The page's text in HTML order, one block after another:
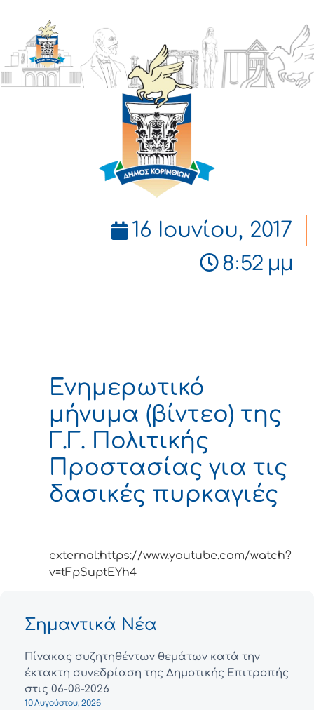
ΔΗΜΟΣ
ΚΟΡΙΝΘΙΩΝ
16 Ιουνίου, 2017
8:52 μμ
Ενημερωτικό
μήνυμα (βίντεο) της
Γ.Γ. Πολιτικής
Προστασίας για τις
δασικές πυρκαγιές
external:https://www.youtube.com/watch?
v=tFpSuptEYh4
Σημαντικά Νέα
Πίνακας συζητηθέντων θεμάτων κατά την
έκτακτη συνεδρίαση της Δημοτικής Επιτροπής
στις 06-08-2026
10 Αυγούστου, 2026